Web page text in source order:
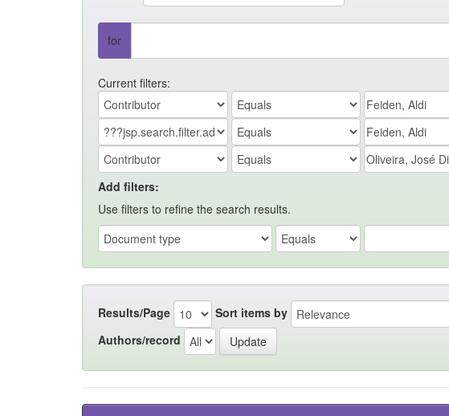
for
Current filters:
Add filters:
Use filters to refine the search results.
Results/Page Sort items by
Authors/record